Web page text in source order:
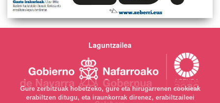
Laguntzailea
Gure zerbitzuak hobetzeko, gure eta hirugarrenen cookieak
erabiltzen ditugu, eta iraunkorrak direnez, erabiltzaileei